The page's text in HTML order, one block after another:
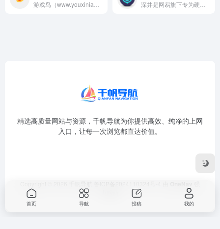
精选高质量网站与资源，千帆导航为你提供高效、纯净的上网
入口，让每一次浏览都直达价值。
首页 导航 投稿 我的